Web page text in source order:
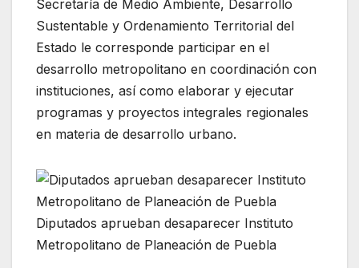
Secretaría de Medio Ambiente, Desarrollo
Sustentable y Ordenamiento Territorial del
Estado le corresponde participar en el
desarrollo metropolitano en coordinación con
instituciones, así como elaborar y ejecutar
programas y proyectos integrales regionales
en materia de desarrollo urbano.
Diputados aprueban desaparecer Instituto
Metropolitano de Planeación de Puebla